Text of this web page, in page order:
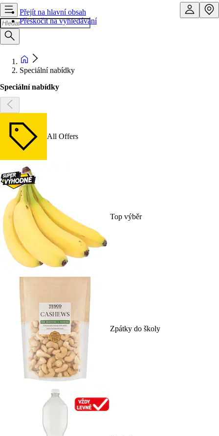
Přejít na hlavní obsah
Přeskočit na vyhledávání
Speciální nabídky
Speciální nabídky
All Offers
Top výběr
Zpátky do školy